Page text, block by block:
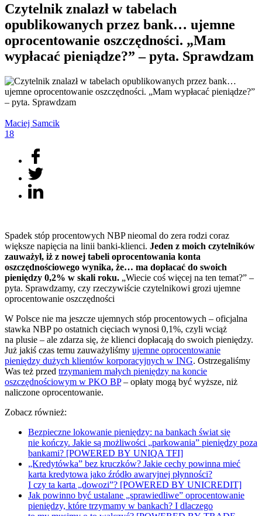
Czytelnik znalazł w tabelach
opublikowanych przez bank… ujemne
oprocentowanie oszczędności. „Mam
wypłacać pieniądze?” – pyta. Sprawdzam
Maciej Samcik
18
Spadek stóp procentowych NBP nieomal do zera rodzi coraz
większe napięcia na linii banki-klienci. Jeden z moich czytelników
zauważył, iż z nowej tabeli oprocentowania konta
oszczędnościowego wynika, że… ma dopłacać do swoich
pieniędzy 0,2% w skali roku. „Wiecie coś więcej na ten temat?” –
pyta. Sprawdzamy, czy rzeczywiście czytelnikowi grozi ujemne
oprocentowanie oszczędności
W Polsce nie ma jeszcze ujemnych stóp procentowych – oficjalna
stawka NBP po ostatnich cięciach wynosi 0,1%, czyli wciąż
na plusie – ale zdarza się, że klienci dopłacają do swoich pieniędzy.
Już jakiś czas temu zauważyliśmy ujemne oprocentowanie
pieniędzy dużych klientów korporacyjnych w ING. Ostrzegaliśmy
Was też przed trzymaniem małych pieniędzy na koncie
oszczędnościowym w PKO BP– opłaty mogą być wyższe, niż
naliczone oprocentowanie.
Zobacz również:
Bezpieczne lokowanie pieniędzy: na bankach świat się
nie kończy. Jakie są możliwości „parkowania” pieniędzy poza
bankami? [POWERED BY UNIQA TFI]
„Kredytówka” bez kruczków? Jakie cechy powinna mieć
karta kredytowa jako źródło awaryjnej płynności?
I czy ta karta „dowozi”? [POWERED BY UNICREDIT]
Jak powinno być ustalane „sprawiedliwe” oprocentowanie
pieniędzy, które trzymamy w bankach? I dlaczego